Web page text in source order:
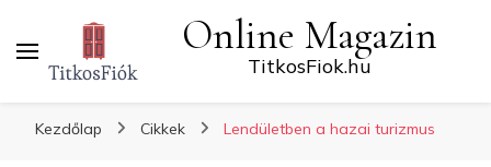
Online Magazin
TitkosFiok.hu
Kezdőlap Cikkek Lendületben a hazai turizmus